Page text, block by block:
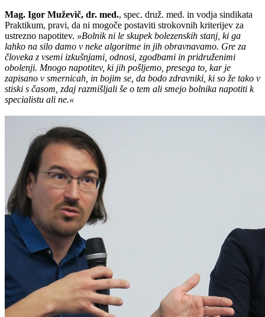
Mag. Igor Muževič, dr. med., spec. druž. med. in vodja sindikata
Praktikum, pravi, da ni mogoče postaviti strokovnih kriterijev za
ustrezno napotitev. »Bolnik ni le skupek bolezenskih stanj, ki ga
lahko na silo damo v neke algoritme in jih obravnavamo. Gre za
človeka z vsemi izkušnjami, odnosi, zgodbami in pridruženimi
obolenji. Mnogo napotitev, ki jih pošljemo, presega to, kar je
zapisano v smernicah, in bojim se, da bodo zdravniki, ki so že tako v
stiski s časom, zdaj razmišljali še o tem ali smejo bolnika napotiti k
specialistu ali ne.«